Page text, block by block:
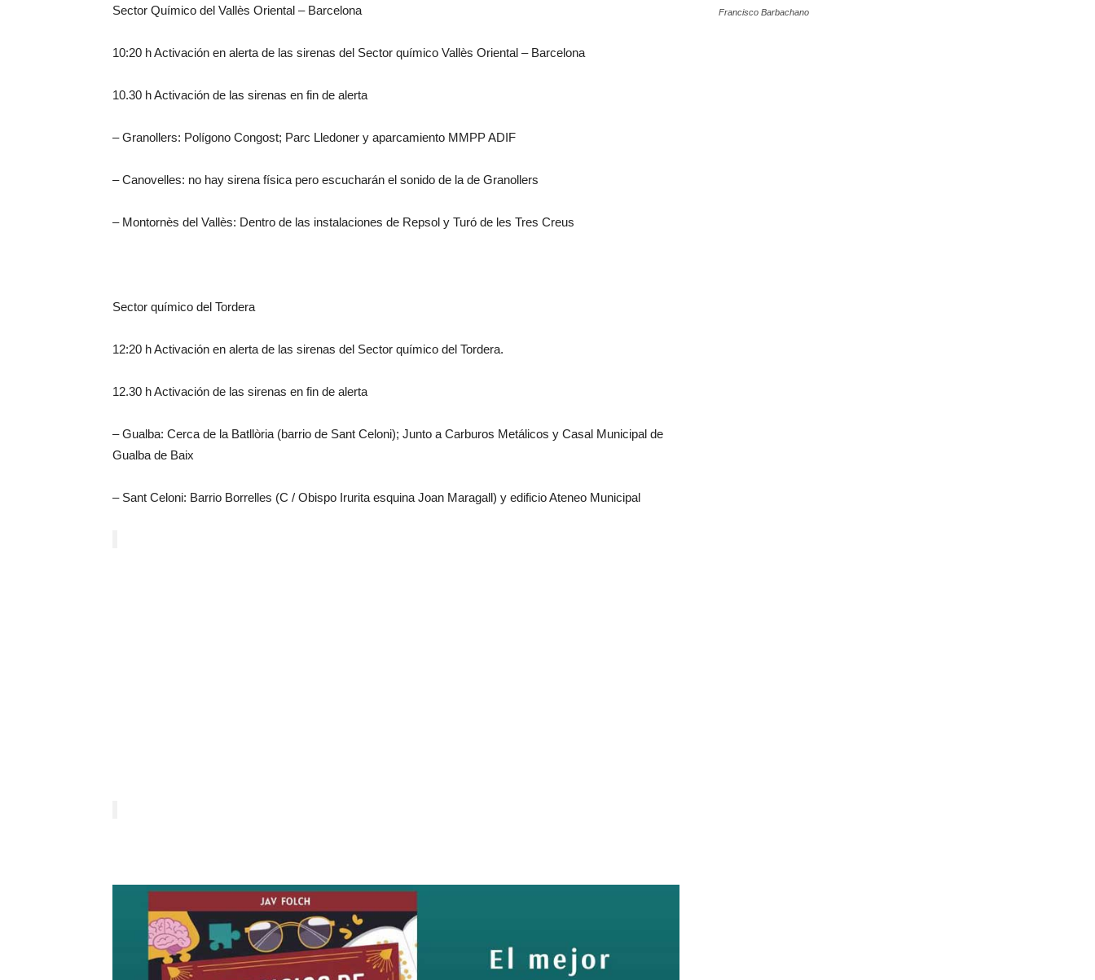
Sector Químico del Vallès Oriental – Barcelona
10:20 h Activación en alerta de las sirenas del Sector químico Vallès Oriental – Barcelona
10.30 h Activación de las sirenas en fin de alerta
– Granollers: Polígono Congost; Parc Lledoner y aparcamiento MMPP ADIF
– Canovelles: no hay sirena física pero escucharán el sonido de la de Granollers
– Montornès del Vallès: Dentro de las instalaciones de Repsol y Turó de les Tres Creus
Sector químico del Tordera
12:20 h Activación en alerta de las sirenas del Sector químico del Tordera.
12.30 h Activación de las sirenas en fin de alerta
– Gualba: Cerca de la Batllòria (barrio de Sant Celoni); Junto a Carburos Metálicos y Casal Municipal de
Gualba de Baix
– Sant Celoni: Barrio Borrelles (C / Obispo Irurita esquina Joan Maragall) y edificio Ateneo Municipal
Francisco Barbachano